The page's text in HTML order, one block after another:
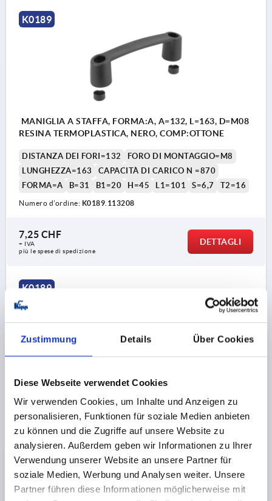
Zustimmung Details Über Cookies
Diese Webseite verwendet Cookies
Wir verwenden Cookies, um Inhalte und Anzeigen zu
personalisieren, Funktionen für soziale Medien anbieten
zu können und die Zugriffe auf unsere Website zu
analysieren. Außerdem geben wir Informationen zu Ihrer
Verwendung unserer Website an unsere Partner für
soziale Medien, Werbung und Analysen weiter. Unsere
Partner führen diese Informationen möglicherweise mit
K0189
MANIGLIA A STAFFA, FORMA:A, A=132, L=163, D=M08
RESINA TERMOPLASTICA, NERO, COMP:OTTONE
DISTANZA DEI FORI=132
FORO DI MONTAGGIO=M8
LUNGHEZZA=163
CAPACITÀ DI CARICO N =870
FORMA=A
B=31 B1=20 H=45 L1=101 S=6,7 T2=16
Numero d’ordine: K0189.113208
7,25 CHF
+ IVA
più le spese di spedizione
DETTAGLI
K0189
RESINA TERMOPLASTICA, NERO, COMP:OTTONE
Numero d’ordine: K0189.117910